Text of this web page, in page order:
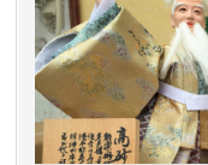
2026/07/08誰も住
ました。 ...
2026/07/069年間
ですが？
2024/01/13お雛様
ですが、お雛様と
2024/01/13供養申